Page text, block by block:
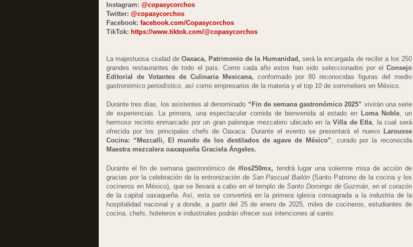
Instagram: @copasycorchos
Twitter: @copasycorchos
Facebook: facebook.com/Copasycorchos
TikTok: https://www.tiktok.com/@copasycorchos
La majestuosa ciudad deOaxaca, Patrimonio de la Humanidad, será la encargada de recibir a los 250
grandes restaurantes de todo el país. Como cada año estos han sido seleccionados por el Consejo
Editorial de Votantes de Culinaria Mexicana, conformado por 80 reconocidas figuras del medio
gastronómico periodístico, así como empresarios de la materia y el top 10 de sommeliers en México.
Durante tres días, los asistentes al denominado “Fin de semana gastronómico 2025” vivirán una serie
de experiencias. La primera, una espectacular comida de bienvenida al estado en Loma Noble, un
hermoso recinto enmarcado por un gran palenque mezcalero ubicado en laVilla de Etla, la cual será
ofrecida por los principales chefs de Oaxaca. Durante el evento se presentará el nuevoLarousse
Cocina: “Mezcalli, El mundo de los destilados de agave de México”, curado por la reconocida
Maestra mezcalera oaxaqueña Graciela Ángeles.
Durante el fin de semana gastronómico de#los250mx, tendrá lugar una solemne misa de acción de
gracias por la celebración de la entronización de San Pascual Bailón(Santo Patrono de la cocina y los
cocineros en México), que se llevará a cabo en el templo deSanto Domingo de Guzmán , en el corazón
de la capital oaxaqueña. Así, esta se convertirá en la primera iglesia consagrada a la industria de la
hospitalidad nacional y a donde, a partir del 25 de enero de 2025, miles de cocineros, estudiantes de
cocina, chefs, hoteleros e industriales podrán ofrecer sus intenciones al santo.